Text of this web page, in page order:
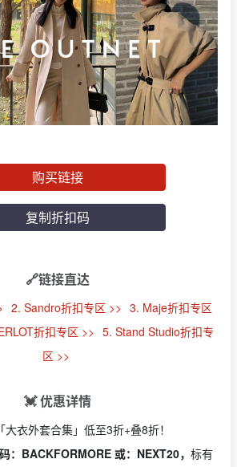
购买链接
复制折扣码
🔗链接直达
2. Sandro折扣专区 >> 3. Maje折扣专区
折扣专区 >> 5. Stand Studio折扣专
区 >>
💓 优惠详情
衣外套合集」低至3折+叠8折！
：BACKFORMORE 或：NEXT20， 标有